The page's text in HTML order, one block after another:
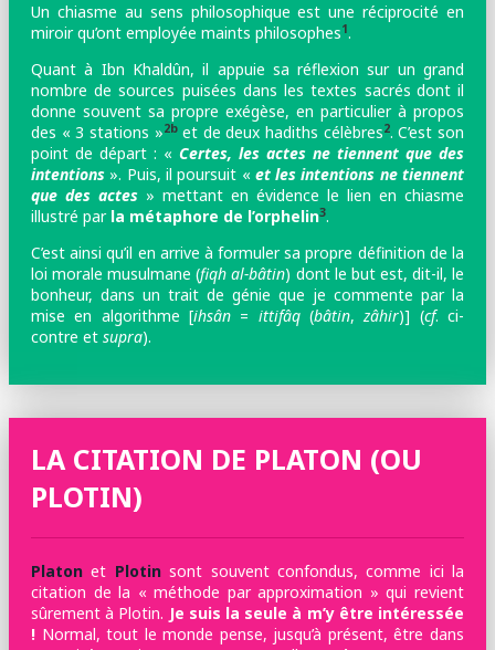
Un chiasme au sens philosophique est une réciprocité en
miroir qu’ont employée maints philosophes1.
Quant à Ibn Khaldûn, il appuie sa réflexion sur un grand
nombre de sources puisées dans les textes sacrés dont il
donne souvent sa propre exégèse, en particulier à propos
des « 3 stations »2bet de deux hadiths célèbres2. C’est son
point de départ : « Certes, les actes ne tiennent que des
intentions ». Puis, il poursuit « et les intentions ne tiennent
que des actes » mettant en évidence le lien en chiasme
illustré par la métaphore de l’orphelin3.
C’est ainsi qu’il en arrive à formuler sa propre définition de la
loi morale musulmane (fiqh al-bâtin) dont le but est, dit-il, le
bonheur, dans un trait de génie que je commente par la
mise en algorithme [ihsân = ittifâq(bâtin,zâhir)] (cf. ci-
contre et supra).
LA CITATION DE PLATON (OU
PLOTIN)
Platon et Plotinsont souvent confondus, comme ici la
citation de la « méthode par approximation » qui revient
sûrement à Plotin. Je suis la seule à m’y être intéressée
! Normal, tout le monde pense, jusqu’à présent, être dans